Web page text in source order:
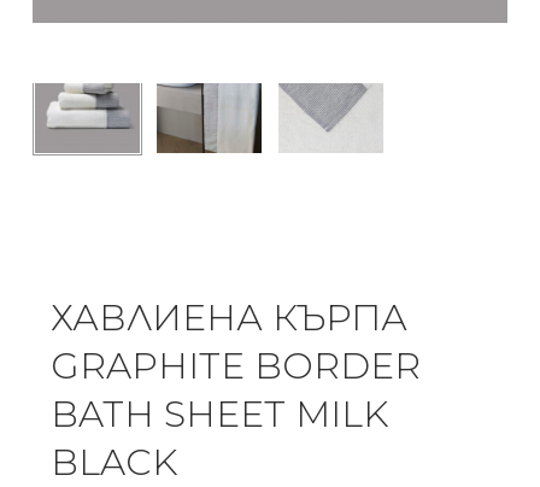
ХАВЛИЕНА КЪРПА
GRAPHITE BORDER
BATH SHEET MILK
BLACK